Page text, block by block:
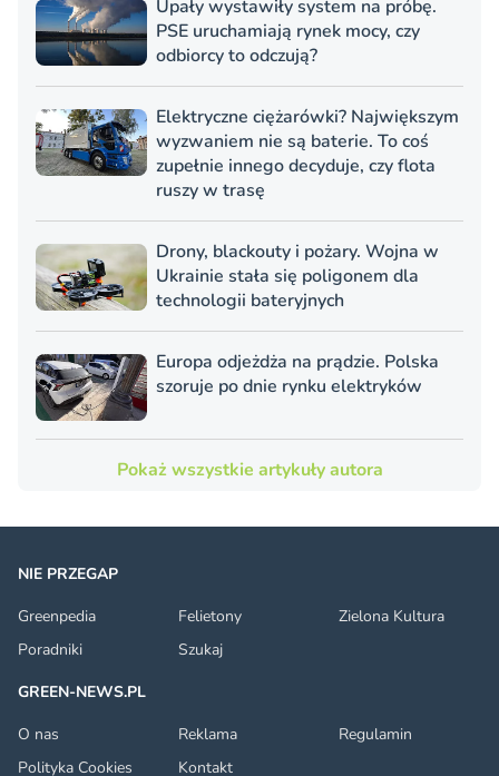
Upały wystawiły system na próbę.
PSE uruchamiają rynek mocy, czy
odbiorcy to odczują?
Elektryczne ciężarówki? Największym
wyzwaniem nie są baterie. To coś
zupełnie innego decyduje, czy flota
ruszy w trasę
Drony, blackouty i pożary. Wojna w
Ukrainie stała się poligonem dla
technologii bateryjnych
Europa odjeżdża na prądzie. Polska
szoruje po dnie rynku elektryków
Pokaż wszystkie artykuły autora
NIE PRZEGAP
Greenpedia
Felietony
Zielona Kultura
Poradniki
Szukaj
GREEN-NEWS.PL
O nas
Reklama
Regulamin
Polityka Cookies
Kontakt